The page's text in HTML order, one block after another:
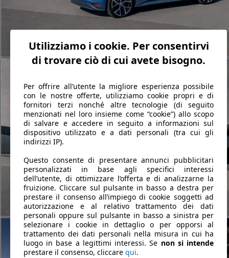
Utilizziamo i cookie. Per consentirvi
di trovare ciò di cui avete bisogno.
Per offrire all’utente la migliore esperienza possibile
con le nostre offerte, utilizziamo cookie propri e di
fornitori terzi nonché altre tecnologie (di seguito
menzionati nel loro insieme come “cookie”) allo scopo
di salvare e accedere in seguito a informazioni sul
dispositivo utilizzato e a dati personali (tra cui gli
indirizzi IP).
Questo consente di presentare annunci pubblicitari
personalizzati in base agli specifici interessi
dell’utente, di ottimizzare l’offerta e di analizzarne la
fruizione. Cliccare sul pulsante in basso a destra per
prestare il consenso all’impiego di cookie soggetti ad
autorizzazione e al relativo trattamento dei dati
personali oppure sul pulsante in basso a sinistra per
selezionare i cookie in dettaglio o per opporsi al
trattamento dei dati personali nella misura in cui ha
luogo in base a legittimi interessi. Se non si intende
prestare il consenso, cliccare qui.